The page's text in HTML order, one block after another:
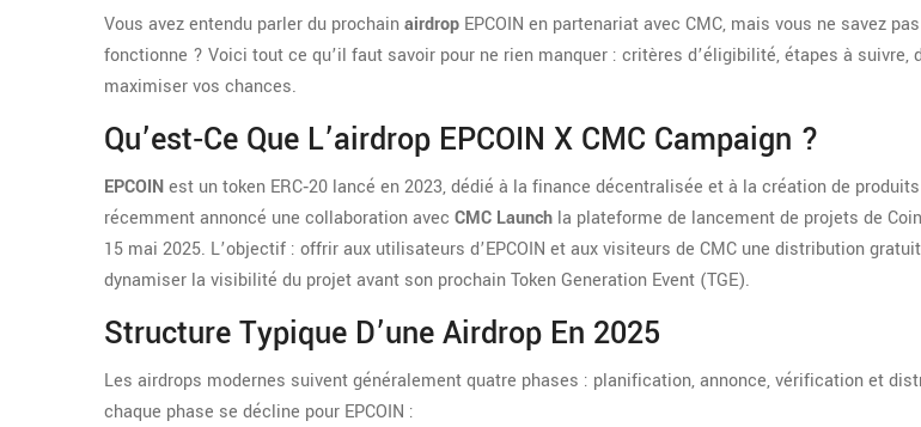
Vous avez entendu parler du prochainairdrop EPCOIN en partenariat avec CMC, mais vous ne savez
fonctionne ? Voici tout ce qu’il faut savoir pour ne rien manquer : critères d’éligibilité, étapes à
maximiser vos chances.
Qu’est‑ce Que L’airdrop EPCOIN X CMC Campaign ?
EPCOINest un token ERC‑20 lancé en 2023, dédié à la finance décentralisée et à la création de
récemment annoncé une collaboration avec CMC Launch la plateforme de lancement de projets de
15 mai 2025. L’objectif : offrir aux utilisateurs d’EPCOIN et aux visiteurs de CMC une distribution
dynamiser la visibilité du projet avant son prochain Token Generation Event (TGE).
Structure Typique D’une Airdrop En 2025
Les airdrops modernes suivent généralement quatre phases : planification, annonce, vérification et
chaque phase se décline pour EPCOIN :